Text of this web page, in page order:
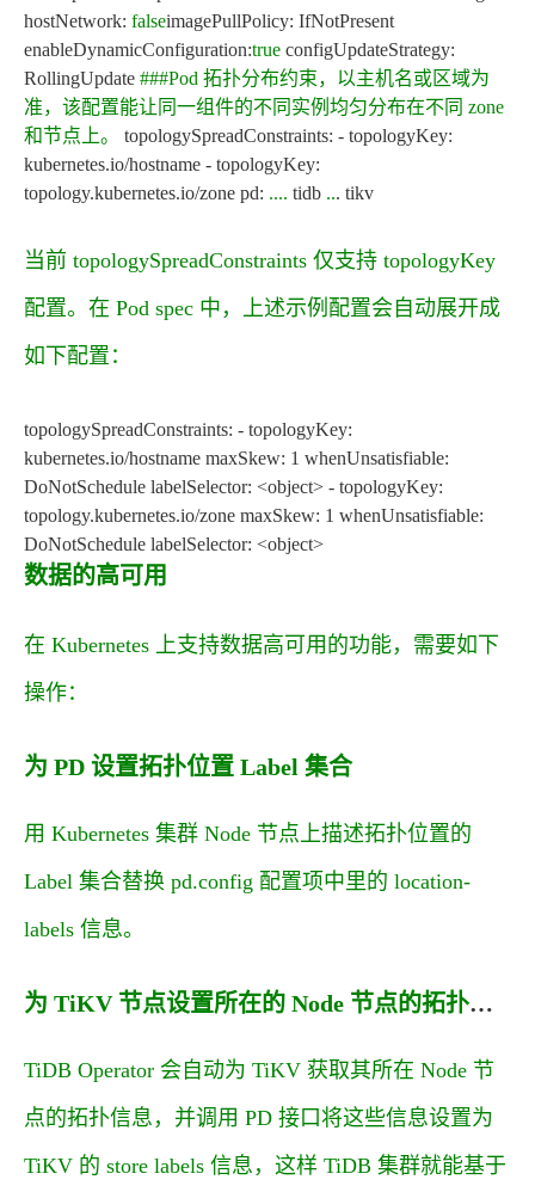
hostNetwork: falseimagePullPolicy: IfNotPresent
enableDynamicConfiguration:true configUpdateStrategy:
RollingUpdate ###Pod 拓扑分布约束，以主机名或区域为
准，该配置能让同一组件的不同实例均匀分布在不同 zone
和节点上。
topologySpreadConstraints: - topologyKey:
kubernetes.io/hostname - topologyKey:
topology.kubernetes.io/zone pd: .... tidb ... tikv
当前 topologySpreadConstraints 仅支持 topologyKey
配置。在 Pod spec 中，上述示例配置会自动展开成
如下配置：
topologySpreadConstraints: - topologyKey:
kubernetes.io/hostname maxSkew: 1 whenUnsatisfiable:
DoNotSchedule labelSelector: <object> - topologyKey:
topology.kubernetes.io/zone maxSkew: 1 whenUnsatisfiable:
DoNotSchedule labelSelector: <object>
数据的高可用
在 Kubernetes 上支持数据高可用的功能，需要如下
操作：
为 PD 设置拓扑位置 Label 集合
用 Kubernetes 集群 Node 节点上描述拓扑位置的
Label 集合替换 pd.config 配置项中里的 location-
labels 信息。
为 TiKV 节点设置所在的 Node 节点的拓扑信息
TiDB Operator 会自动为 TiKV 获取其所在 Node 节
点的拓扑信息，并调用 PD 接口将这些信息设置为
TiKV 的 store labels 信息，这样 TiDB 集群就能基于